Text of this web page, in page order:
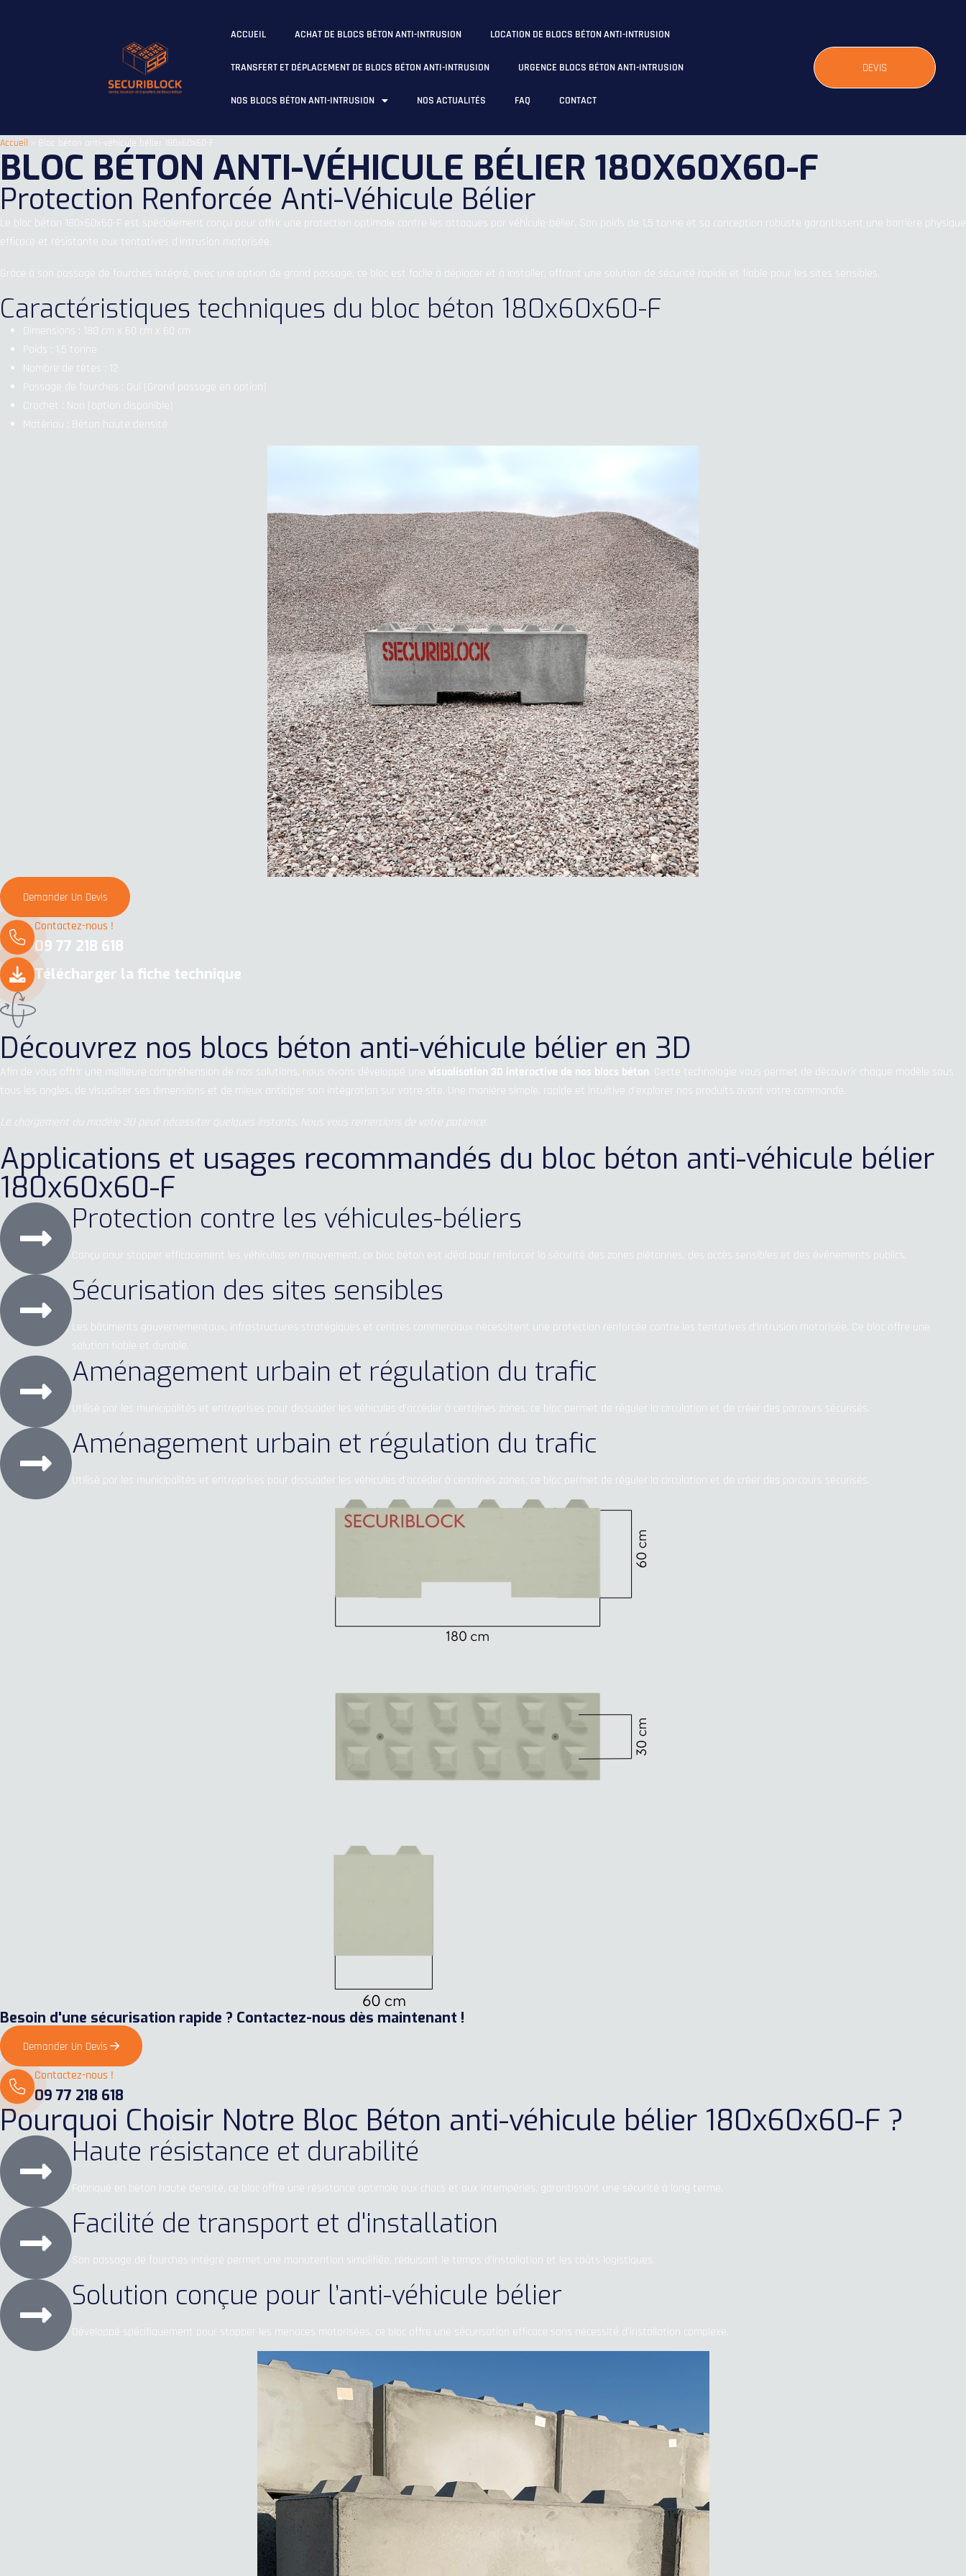
ACCUEIL ACHAT DE BLOCS BÉTON ANTI-INTRUSION LOCATION DE BLOCS BÉTON ANTI-INTRUSION
TRANSFERT ET DÉPLACEMENT DE BLOCS BÉTON ANTI-INTRUSION URGENCE BLOCS BÉTON ANTI-INTRUSION
NOS BLOCS BÉTON ANTI-INTRUSION NOS ACTUALITÉS FAQ CONTACT
DEVIS
Accueil Bloc béton anti-véhicule bélier 180x60x60-F
BLOC BÉTON ANTI-VÉHICULE BÉLIER 180X60X60-F
Protection Renforcée Anti-Véhicule Bélier
Le bloc béton 180x60x60-F est spécialement conçu pour offrir une protection optimale contre les attaques par véhicule-bélier. Son poids de 1,5 tonne et sa conception robuste garantissent une barrière physique
efficace et résistante aux tentatives d’intrusion motorisée.
Grâce à son passage de fourches intégré, avec une option de grand passage, ce bloc est facile à déplacer et à installer, offrant une solution de sécurité rapide et fiable pour les sites sensibles.
Caractéristiques techniques du bloc béton 180x60x60-F
Dimensions : 180 cm x 60 cm x 60 cm
Poids : 1,5 tonne
Nombre de têtes : 12
Passage de fourches : Oui (Grand passage en option)
Crochet : Non (option disponible)
Matériau : Béton haute densité
Demander Un Devis
Contactez-nous !
09 77 218 618
Télécharger la fiche technique
Découvrez nos blocs béton anti-véhicule bélier en 3D
Afin de vous offrir une meilleure compréhension de nos solutions, nous avons développé une visualisation 3D interactive de nos blocs béton. Cette technologie vous permet de découvrir chaque modèle sous
tous les angles, de visualiser ses dimensions et de mieux anticiper son intégration sur votre site. Une manière simple, rapide et intuitive d’explorer nos produits avant votre commande.
Le chargement du modèle 3D peut nécessiter quelques instants. Nous vous remercions de votre patience.
Applications et usages recommandés du bloc béton anti-véhicule bélier
180x60x60-F
Protection contre les véhicules-béliers
Conçu pour stopper efficacement les véhicules en mouvement, ce bloc béton est idéal pour renforcer la sécurité des zones piétonnes, des accès sensibles et des événements publics.
Sécurisation des sites sensibles
Les bâtiments gouvernementaux, infrastructures stratégiques et centres commerciaux nécessitent une protection renforcée contre les tentatives d’intrusion motorisée. Ce bloc offre une
solution fiable et durable.
Aménagement urbain et régulation du trafic
Utilisé par les municipalités et entreprises pour dissuader les véhicules d’accéder à certaines zones, ce bloc permet de réguler la circulation et de créer des parcours sécurisés.
Aménagement urbain et régulation du trafic
Utilisé par les municipalités et entreprises pour dissuader les véhicules d’accéder à certaines zones, ce bloc permet de réguler la circulation et de créer des parcours sécurisés.
Besoin d'une sécurisation rapide ? Contactez-nous dès maintenant !
Demander Un Devis
Contactez-nous !
09 77 218 618
Pourquoi Choisir Notre Bloc Béton anti-véhicule bélier 180x60x60-F ?
Haute résistance et durabilité
Fabriqué en béton haute densité, ce bloc offre une résistance optimale aux chocs et aux intempéries, garantissant une sécurité à long terme.
Facilité de transport et d'installation
Son passage de fourches intégré permet une manutention simplifiée, réduisant le temps d’installation et les coûts logistiques.
Solution conçue pour l’anti-véhicule bélier
Développé spécifiquement pour stopper les menaces motorisées, ce bloc offre une sécurisation efficace sans nécessité d’installation complexe.